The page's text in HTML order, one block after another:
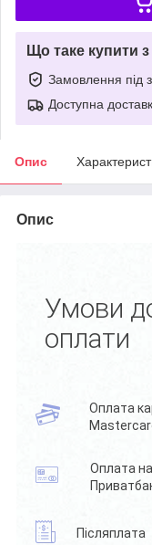
Що таке купити
Замовлення під
Доступна
Опис
Опис
Умови
оплати
Оплата
Оплата
Післяплата